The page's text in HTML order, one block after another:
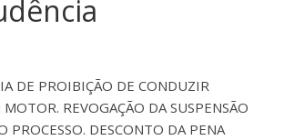
DE PROIBIÇÃO DE CONDUZIR
REVOGAÇÃO DA SUSPENSÃO
PROCESSO. DESCONTO DA PENA